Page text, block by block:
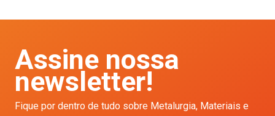
Assine nossa
newsletter!
Fique por dentro de tudo sobre Metalurgia, Materiais e